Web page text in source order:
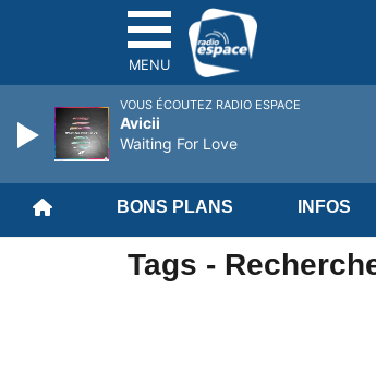
MENU
BONS PLANS INFOS
Tags -
VOUS ÉCOUTEZ RADIO ESPACE
Avicii
Waiting For Love